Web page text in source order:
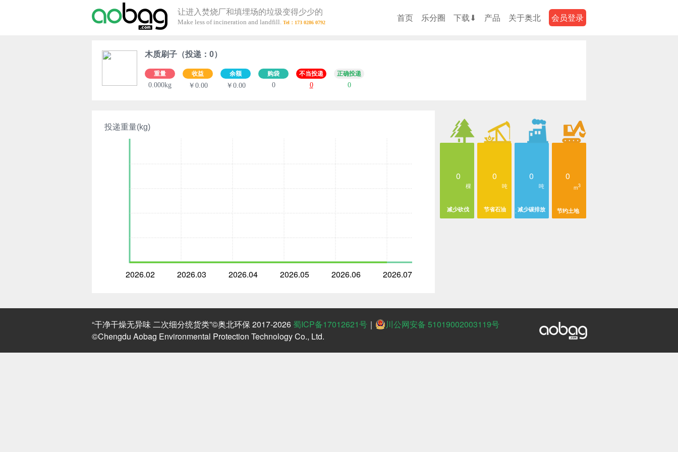
让进入焚烧厂和填埋场的垃圾变得少少的
Make less of incineration and landfill. 首页 乐分圈 下载⬇ 产品 关于奥北 会员登录
木质刷子（投递：0）
重量
0.000kg
收益
￥0.00
余额
￥0.00
购袋
0
不当投递
0
正确投递
0
投递重量(kg)
2026.02 2026.03 2026.04 2026.05 2026.06 2026.07
0
棵
减少砍伐
0
吨
节省石油
0
吨
减少碳排放
0
m3
节约土地
“干净干燥无异味 二次细分统货类”©奥北环保 2017-2026蜀ICP备17012621号 ｜
川公网安备 51019002003119号
©Chengdu Aobag Environmental Protection Technology Co., Ltd.